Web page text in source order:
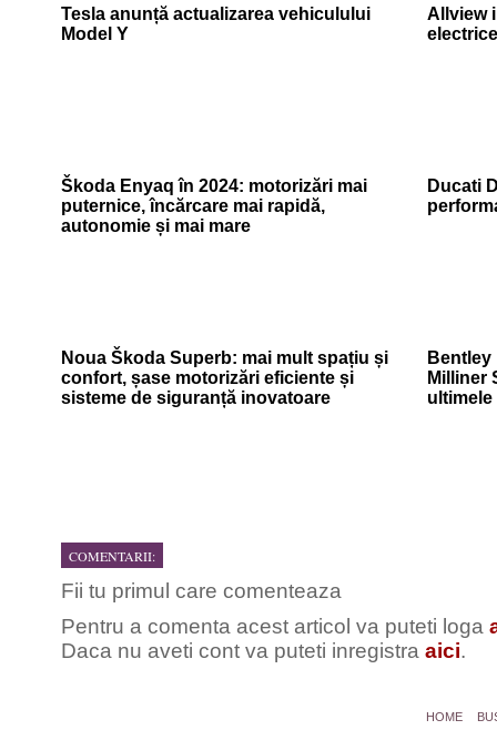
Tesla anunță actualizarea vehiculului
Model Y
Allview
Škoda Enyaq în 2024: motorizări mai
puternice, încărcare mai rapidă,
autonomie și mai mare
Ducati
Noua Škoda Superb: mai mult spațiu și
confort, șase motorizări eficiente și
sisteme de siguranță inovatoare
Milliner
ultimele
COMENTARII:
Fii tu primul care comenteaza
Pentru a comenta acest articol va puteti loga
Daca nu aveti cont va puteti inregistra aici.
HOME